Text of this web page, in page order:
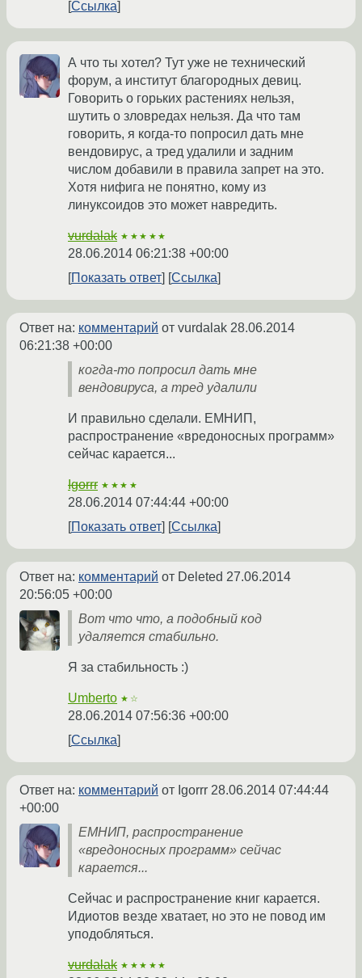
Ссылка
А что ты хотел? Тут уже не технический
форум, а институт благородных девиц.
Говорить о горьких растениях нельзя,
шутить о зловредах нельзя. Да что там
говорить, я когда-то попросил дать мне
вендовирус, а тред удалили и задним
числом добавили в правила запрет на это.
Хотя нифига не понятно, кому из
линуксоидов это может навредить.
vurdalak ★★★★★
28.06.2014 06:21:38 +00:00
Показать ответ
Ссылка
Ответ на: комментарий от vurdalak 28.06.2014
06:21:38 +00:00
когда-то попросил дать мне
вендовируса, а тред удалили
И правильно сделали. ЕМНИП,
распространение «вредоносных программ»
сейчас карается...
Igorrr ★★★★
28.06.2014 07:44:44 +00:00
Показать ответ
Ссылка
Ответ на: комментарий от Deleted 27.06.2014
20:56:05 +00:00
Вот что что, а подобный код
удаляется стабильно.
Я за стабильность :)
Umberto ★☆
28.06.2014 07:56:36 +00:00
Ссылка
Ответ на: комментарий от Igorrr 28.06.2014 07:44:44
+00:00
ЕМНИП, распространение
«вредоносных программ» сейчас
карается...
Сейчас и распространение книг карается.
Идиотов везде хватает, но это не повод им
уподобляться.
vurdalak ★★★★★